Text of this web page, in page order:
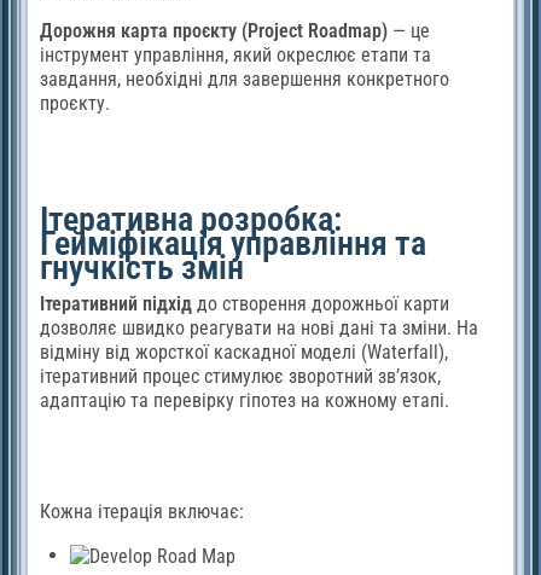
Дорожня карта проєкту (Project Roadmap) — це
інструмент управління, який окреслює етапи та
завдання, необхідні для завершення конкретного
проєкту.
Ітеративна розробка:
Гейміфікація управління та
гнучкість змін
Ітеративний підхід до створення дорожньої карти
дозволяє швидко реагувати на нові дані та зміни. На
відміну від жорсткої каскадної моделі (Waterfall),
ітеративний процес стимулює зворотний зв’язок,
адаптацію та перевірку гіпотез на кожному етапі.
Кожна ітерація включає: